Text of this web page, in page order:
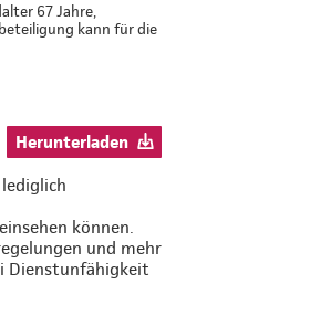
67 Jahre,
kann für die
Herunterladen
können.
und mehr
Dienstunfähigkeit